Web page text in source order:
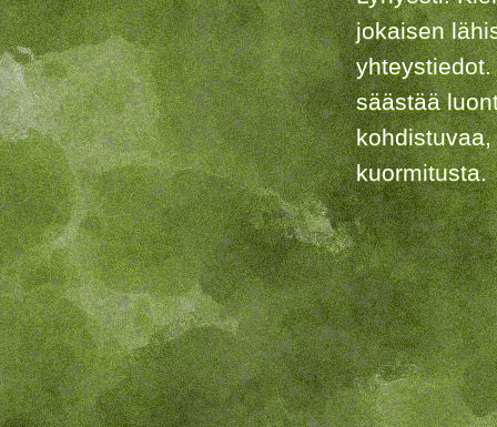
jokaisen
säästää
kuormitusta.